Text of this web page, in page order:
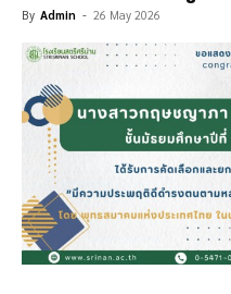
By Admin - 26 May 2026